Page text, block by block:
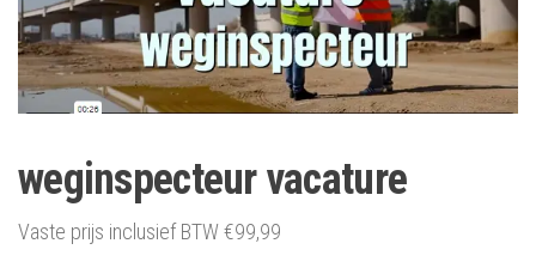
weginspecteur vacature
Vaste prijs inclusief BTW€99,99